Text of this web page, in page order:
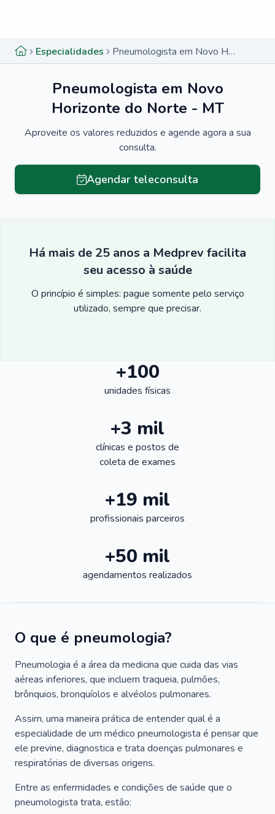
Especialidades Pneumologista em Novo Horizonte do Norte - MT
Pneumologista em Novo
Horizonte do Norte - MT
Aproveite os valores reduzidos e agende agora a sua
consulta.
Agendar teleconsulta
Há mais de 25 anos a Medprev facilita
seu acesso à saúde
O princípio é simples: pague somente pelo serviço
utilizado, sempre que precisar.
+100
unidades físicas
+3 mil
clínicas e postos de
coleta de exames
+19 mil
profissionais parceiros
+50 mil
agendamentos realizados
O que é pneumologia?
Pneumologia é a área da medicina que cuida das vias
aéreas inferiores, que incluem traqueia, pulmões,
brônquios, bronquíolos e alvéolos pulmonares.
Assim, uma maneira prática de entender qual é a
especialidade de um médico pneumologista é pensar que
ele previne, diagnostica e trata doenças pulmonares e
respiratórias de diversas origens.
Entre as enfermidades e condições de saúde que o
pneumologista trata, estão: